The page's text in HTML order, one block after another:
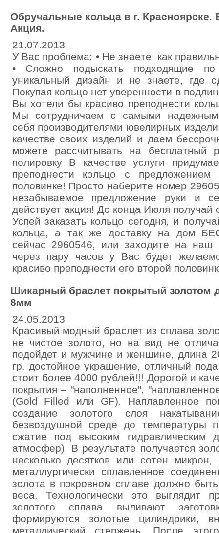
Обручальные кольца в г. Красноярске.
Акция.
21.07.2013
У Вас проблема: • Не знаете, как
• Сложно подыскать подходящие
уникальный дизайн и не знаете, где
Покупая кольцо нет уверенности в
Вы хотели бы красиво преподнести
Мы сотрудничаем с самыми
себя производителями ювелирных
качестве своих изделий и даем
можете рассчитывать на бесплатный
полировку В качестве услуги
преподнести кольцо с
половинке! Просто наберите номер
незабываемое предложение руки и
действует акция! До конца Июля получай
Успей заказать кольцо сегодня, и
кольца, а так же доставку на дом
сейчас 2960546, или заходите на наш
через пару часов у Вас будет
красиво преподнести его второй
Шикарный браслет покрытый золотом
8мм
24.05.2013
Красивый модный браслет из сплава
не чистое золото, но на вид не
подойдет и мужчине и женщине, длина
гр. достойное украшение, отличный
стоит более 4000 рублей!!! Дорогой и
покрытия – "наполненное",
(Gold Filled или GF). Наплавленное
создание золотого слоя
безвоздушной среде до температуры
сжатие под высоким гидравлическим
атмосфер). В результате получается
несколько десятков или сотен
металлургически сплавленное
золота в покровном сплаве должно
веса. Технологически это выглядит
золотого сплава выливают
формируются золотые цилиндрики,
металлический стержень. После